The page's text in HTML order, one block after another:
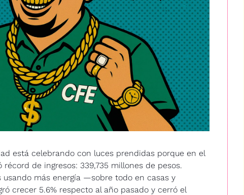
está celebrando con luces prendidas porque en el
de ingresos: 339,735 millones de pesos.
usando más energía —sobre todo en casas y
crecer 5.6% respecto al año pasado y cerró el